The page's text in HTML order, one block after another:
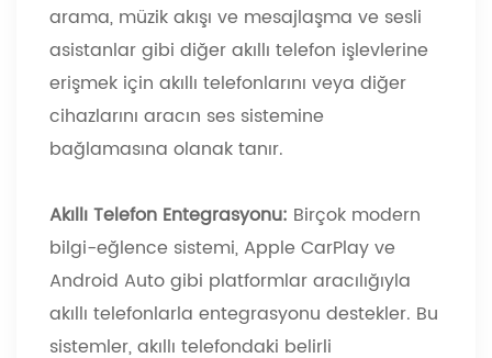
arama, müzik akışı ve mesajlaşma ve sesli
asistanlar gibi diğer akıllı telefon işlevlerine
erişmek için akıllı telefonlarını veya diğer
cihazlarını aracın ses sistemine
bağlamasına olanak tanır.
Akıllı Telefon Entegrasyonu: Birçok modern
bilgi-eğlence sistemi, Apple CarPlay ve
Android Auto gibi platformlar aracılığıyla
akıllı telefonlarla entegrasyonu destekler. Bu
sistemler, akıllı telefondaki belirli